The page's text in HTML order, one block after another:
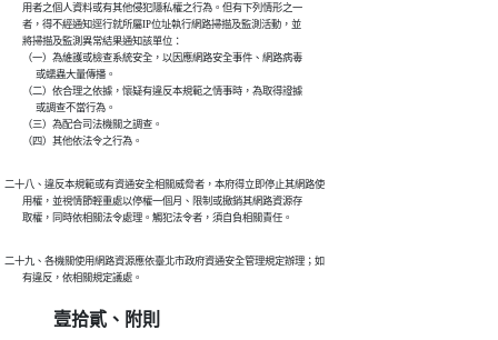
        用者之個人資料或有其他侵犯隱私權之行為。但有下列情形之一
        者，得不經通知逕行就所屬IP位址執行網路掃描及監測活動，並
        將掃描及監測異常結果通知該單位：
        （一）為維護或檢查系統安全，以因應網路安全事件、網路病毒
              或蠕蟲大量傳播。
        （二）依合理之依據，懷疑有違反本規範之情事時，為取得證據
              或調查不當行為。
        （三）為配合司法機關之調查。
        （四）其他依法令之行為。
二十八、違反本規範或有資通安全相關威脅者，本府得立即停止其網路使
        用權，並視情節輕重處以停權一個月、限制或撤銷其網路資源存
        取權，同時依相關法令處理。觸犯法令者，須自負相關責任。
二十九、各機關使用網路資源應依臺北市政府資通安全管理規定辦理；如
        有違反，依相關規定議處。
壹拾貳、附則